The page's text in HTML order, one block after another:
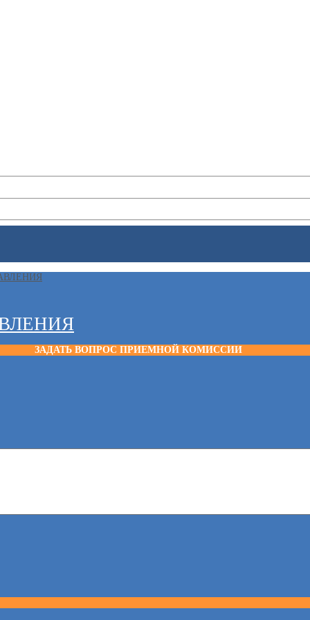
ЗАДАТЬ ВОПРОС ПРИЕМНОЙ КОМИССИИ